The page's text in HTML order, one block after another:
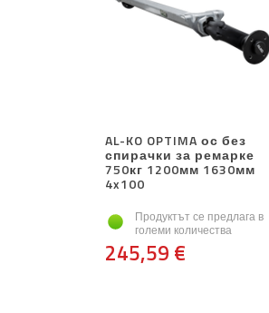
AL-KO OPTIMA ос без
спирачки за ремарке
750кг 1200мм 1630мм
4x100
Продуктът се предлага в
големи количества
245,59 €